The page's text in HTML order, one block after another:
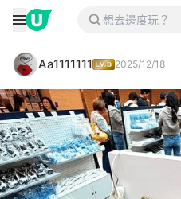
Aa1111111 2025/12/18